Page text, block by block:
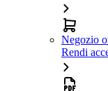
Negozio
Rendi